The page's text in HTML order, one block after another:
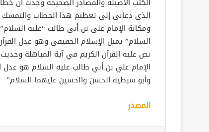
الذي دعاني إلى تعظيم هذا الخطاب والتمسك
ومكانة الإمام علي بن أبي طالب “عليه
السلام” يمثل الإسلام الحقيقي وهو عدل
نص عليه القرآن الكريم في آية المباهلة
الإمام علي بن أبي طالب عليه السلام هو عدل
وأبو سبطيه الحسن والحسين عليهما السلام”
المصدر